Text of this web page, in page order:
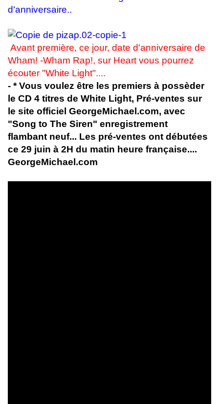
d'anniversaire..
Avant première, ce jour, date d'anniversaire de
Wham! -Wham Rap!, sur Heart vous pourrez
écouter "White Light"....
- * Vous voulez être les premiers à possèder
le CD 4 titres de White Light, Pré-ventes sur
le site officiel GeorgeMichael.com, avec
"Song to The Siren" enregistrement
flambant neuf... Les pré-ventes ont débutées
ce 29 juin à 2H du matin heure française....
GeorgeMichael.com